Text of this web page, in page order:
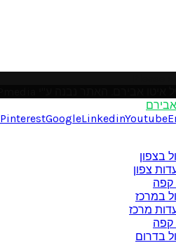
PinterestGoogleLinkedinYoutube
בצפון
צפון
קפה
במרכז
מרכז
קפה
בדרום